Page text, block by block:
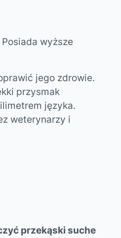
wyższe
jego zdrowie.
przysmak
języka.
weterynarzy i
przekąski suche